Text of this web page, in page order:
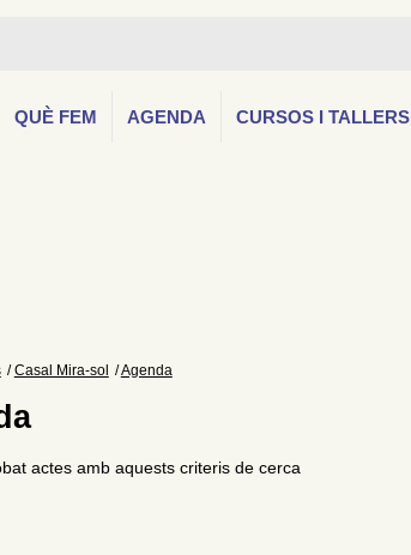
QUÈ FEM AGENDA CURSOS I TALLERS
Casal Mira-sol Agenda
actes amb aquests criteris de cerca